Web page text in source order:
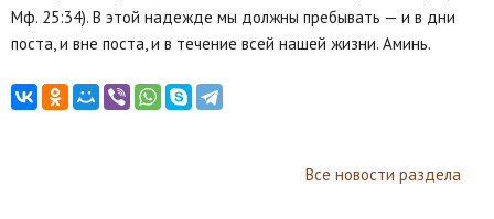
Мф. 25:34). В этой надежде мы должны пребывать — и в дни
поста, и вне поста, и в течение всей нашей жизни. Аминь.
Все новости раздела